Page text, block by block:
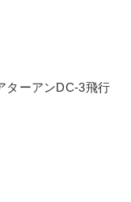
ターアンDC-3飛行